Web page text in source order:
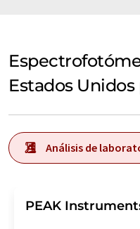
Estados
Análisis de
PEAK